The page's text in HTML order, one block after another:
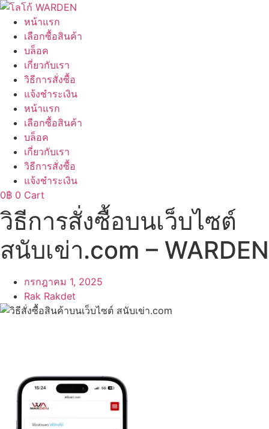
Skip
content
หน้าแรก
เลือกซื้อสินค้า
บล็อค
เกี่ยวกับเรา
วิธีการสั่งซื้อ
แจ้งชำระเงิน
หน้าแรก
เลือกซื้อสินค้า
บล็อค
เกี่ยวกับเรา
วิธีการสั่งซื้อ
แจ้งชำระเงิน
0฿ 0 Cart
วิธีการสั่งซื้อบนเว็บไซต์
สนับเข่า.com – WARDEN
กรกฎาคม 1, 2025
Rak Rakdet